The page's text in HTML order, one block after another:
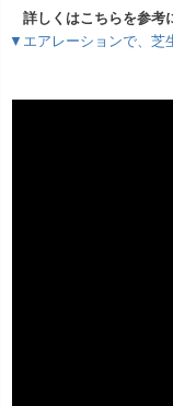
詳しくはこちらを参考
▼エアレーションで、芝